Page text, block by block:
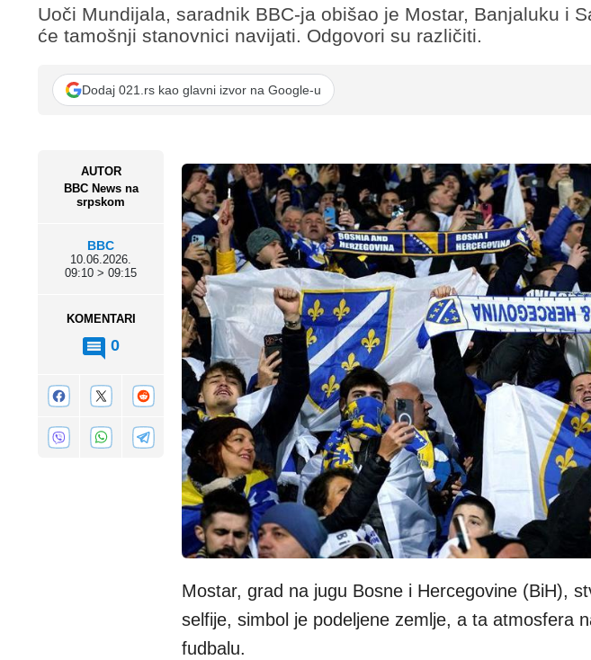
AUTOR
BBC News na
srpskom
BBC
10.06.2026.
09:10 > 09:15
KOMENTARI
0
Uoči Mundijala, saradnik BBC-ja obišao je Mostar, Banjaluku i
će tamošnji stanovnici navijati. Odgovori su različiti.
Dodaj 021.rs kao glavni izvor na Google-u
Mostar, grad na jugu Bosne i Hercegovine (BiH),
selfije, simbol je podeljene zemlje, a ta atmosfera
fudbalu.